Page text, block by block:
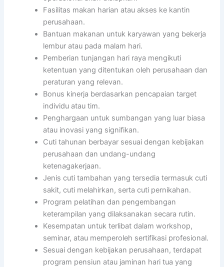
Fasilitas makan harian atau akses ke kantin
perusahaan.
Bantuan makanan untuk karyawan yang bekerja
lembur atau pada malam hari.
Pemberian tunjangan hari raya mengikuti
ketentuan yang ditentukan oleh perusahaan dan
peraturan yang relevan.
Bonus kinerja berdasarkan pencapaian target
individu atau tim.
Penghargaan untuk sumbangan yang luar biasa
atau inovasi yang signifikan.
Cuti tahunan berbayar sesuai dengan kebijakan
perusahaan dan undang-undang
ketenagakerjaan.
Jenis cuti tambahan yang tersedia termasuk cuti
sakit, cuti melahirkan, serta cuti pernikahan.
Program pelatihan dan pengembangan
keterampilan yang dilaksanakan secara rutin.
Kesempatan untuk terlibat dalam workshop,
seminar, atau memperoleh sertifikasi profesional.
Sesuai dengan kebijakan perusahaan, terdapat
program pensiun atau jaminan hari tua yang